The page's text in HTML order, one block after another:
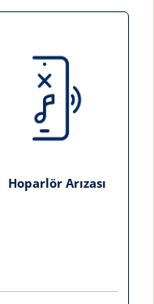
Hoparlör Arızası